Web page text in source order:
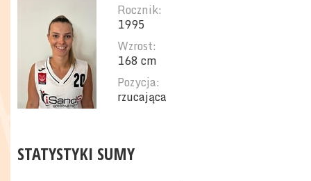
Rocznik:
1995
Wzrost:
168 cm
Pozycja:
rzucająca
STATYSTYKI SUMY